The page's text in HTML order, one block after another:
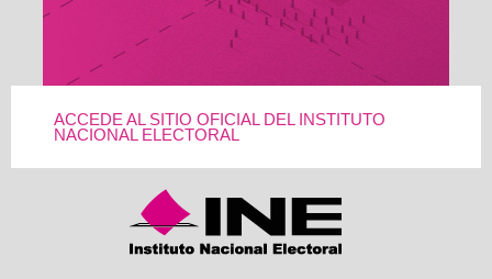
ACCEDE AL SITIO OFICIAL DEL INSTITUTO
NACIONAL ELECTORAL